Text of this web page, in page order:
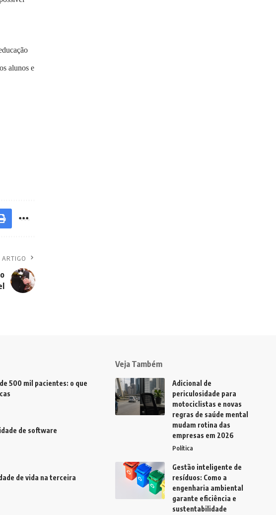
alunos e
500 mil pacientes: o que
de software
de vida na terceira
Veja Também
Adicional de
periculosidade para
motociclistas e novas
regras de saúde mental
mudam rotina das
empresas em 2026
Política
Gestão inteligente de
resíduos: Como a
engenharia ambiental
garante eficiência e
sustentabilidade